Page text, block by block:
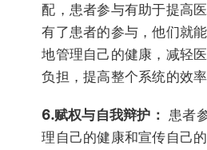
配，患者参与有助于提高
有了患者的参与，他们就
地管理自己的健康，减轻
负担，提高整个系统的效率
6.赋权与自我辩护： 患者
理自己的健康和宣传自己